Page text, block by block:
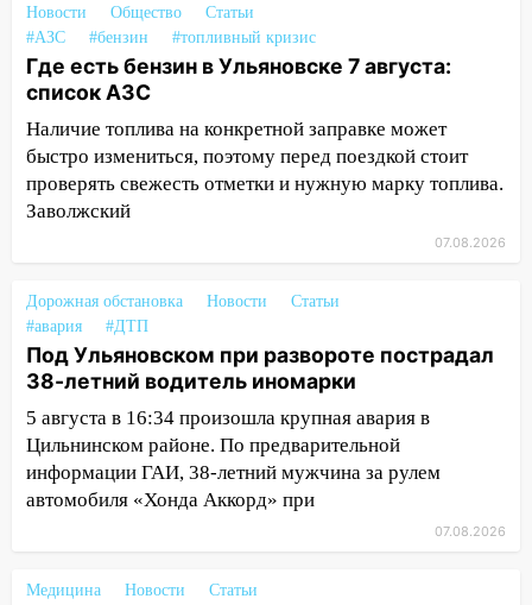
15:27 Прокуратура проверяет
капремонт школы в селе Кивать
проверки обновили разметку на
пешеходных переходах
14:40 На проспекте Гая в Ульяновске
запретили остановку автомобилей на
14:22 В Новом городе 8 августа пройдет
большой фестиваль «Наше время» с
мотофристайлом и концертом
«Мураками»
14:04 Жару смоет ливнями: прогноз
погоды в Ульяновской области на
выходные 8-9 августа
пассажира»
Новости Общество
Статьи
#АЗС
#бензин #топливный кризис
Где есть бензин в Ульяновске 7 августа:
список АЗС
Наличие топлива на конкретной заправке может
быстро измениться, поэтому перед поездкой стоит
проверять свежесть отметки и нужную марку топлива.
Заволжский
07.08.2026
Дорожная обстановка Новости
Статьи
#авария
#ДТП
Под Ульяновском при развороте пострадал
38-летний водитель иномарки
5 августа в 16:34 произошла крупная авария в
Цильнинском районе. По предварительной
информации ГАИ, 38-летний мужчина за рулем
автомобиля «Хонда Аккорд» при
07.08.2026
Медицина Новости Статьи